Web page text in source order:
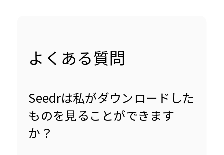
よくある質問
Seedrは私がダウンロードした
ものを見ることができます
か？